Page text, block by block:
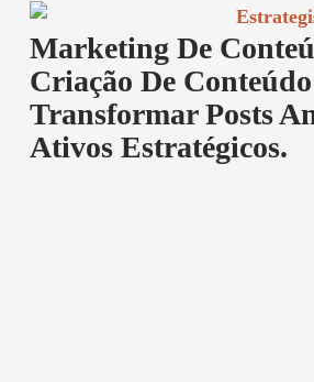
Marketing De
Criação De
Transformar Posts
Ativos Estratégicos.